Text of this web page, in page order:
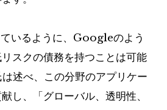
いるように、Googleのよう
スクの債務を持つことは可能
述べ、この分野のアプリケー
し、「グローバル、透明性、